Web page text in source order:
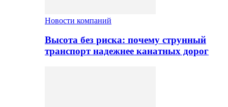
Новости компаний
Высота без риска: почему струнный
транспорт надежнее канатных дорог